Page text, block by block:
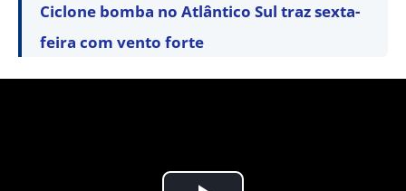
Ciclone bomba no Atlântico Sul traz sexta-
feira com vento forte